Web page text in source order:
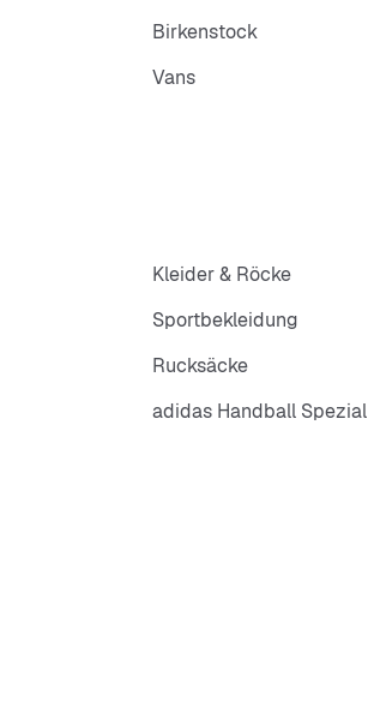
Birkenstock
Vans
Kleider & Röcke
Sportbekleidung
Rucksäcke
adidas Handball Spezial